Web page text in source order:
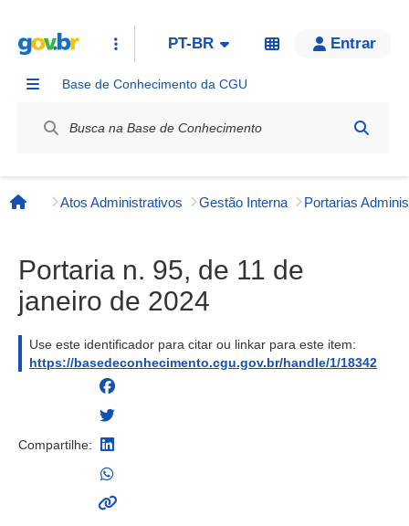
PT-BR Entrar
Base de Conhecimento da CGU
Página inicial
Atos Administrativos Gestão Interna
Portaria n. 95, de 11 de
janeiro de 2024
Use este identificador para citar ou linkar para este item:
https://basedeconhecimento.cgu.gov.br/handle/1/18342
Compartilhe: